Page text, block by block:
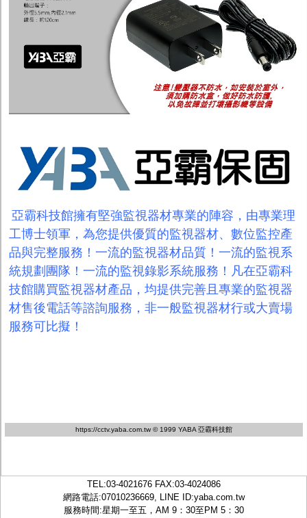
亞霸科技館擁有堅強監視器材專業的陣容，由專業理
工博士領軍，為您提供優質的監視器材、數位監控產
品與完整服務！一流的監視器材品質！一流的監視系
統規劃團隊！一流的監視錄影系統服務！凡在亞霸科
技館購買監視器材產品，均提供完善且專業的監視器
材售後電話等諮詢服務，非一般監視器材行或大賣場
服務可比擬！
https://cctv.yaba.com.tw © 1999 YABA 亞霸科技館
TEL:03-4021676FAX:03-4024086
網路電話:07010236669, LINE ID:yaba.com.tw
服務時間:星期一至五，AM 9：30至PM 5：30